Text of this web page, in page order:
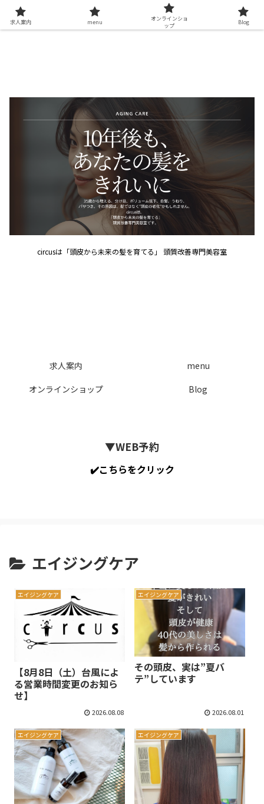
circusは「頭皮から未来の髪を育てる」 頭質改善専門美容室
求人案内
menu
オンラインショップ
Blog
▼WEB予約
✔️こちらをクリック
エイジングケア
エイジングケア
【8月8日（土）台風によ
る営業時間変更のお知ら
せ】
2026.08.08
エイジングケア
その頭皮、実は”夏バ
テ”しています
2026.08.01
エイジングケア エイジングケア
求人案内 menu
オンラインショ
ップ
Blog